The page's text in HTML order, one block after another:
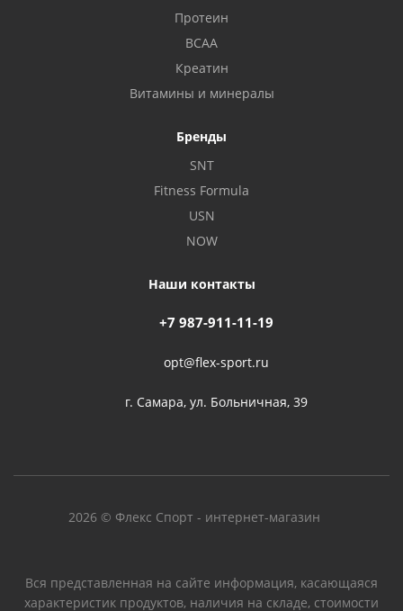
Протеин
BCAA
Креатин
Витамины и минералы
Бренды
SNT
Fitness Formula
USN
NOW
Наши контакты
+7 987-911-11-19
opt@flex-sport.ru
г. Самара, ул. Больничная, 39
2026 © Флекс Спорт - интернет-магазин
Вся представленная на сайте информация, касающаяся
характеристик продуктов, наличия на складе, стоимости